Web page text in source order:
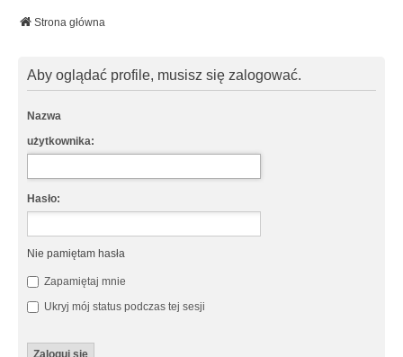
Strona główna
Aby oglądać profile, musisz się zalogować.
Nazwa
użytkownika:
Hasło:
Nie pamiętam hasła
Zapamiętaj mnie
Ukryj mój status podczas tej sesji